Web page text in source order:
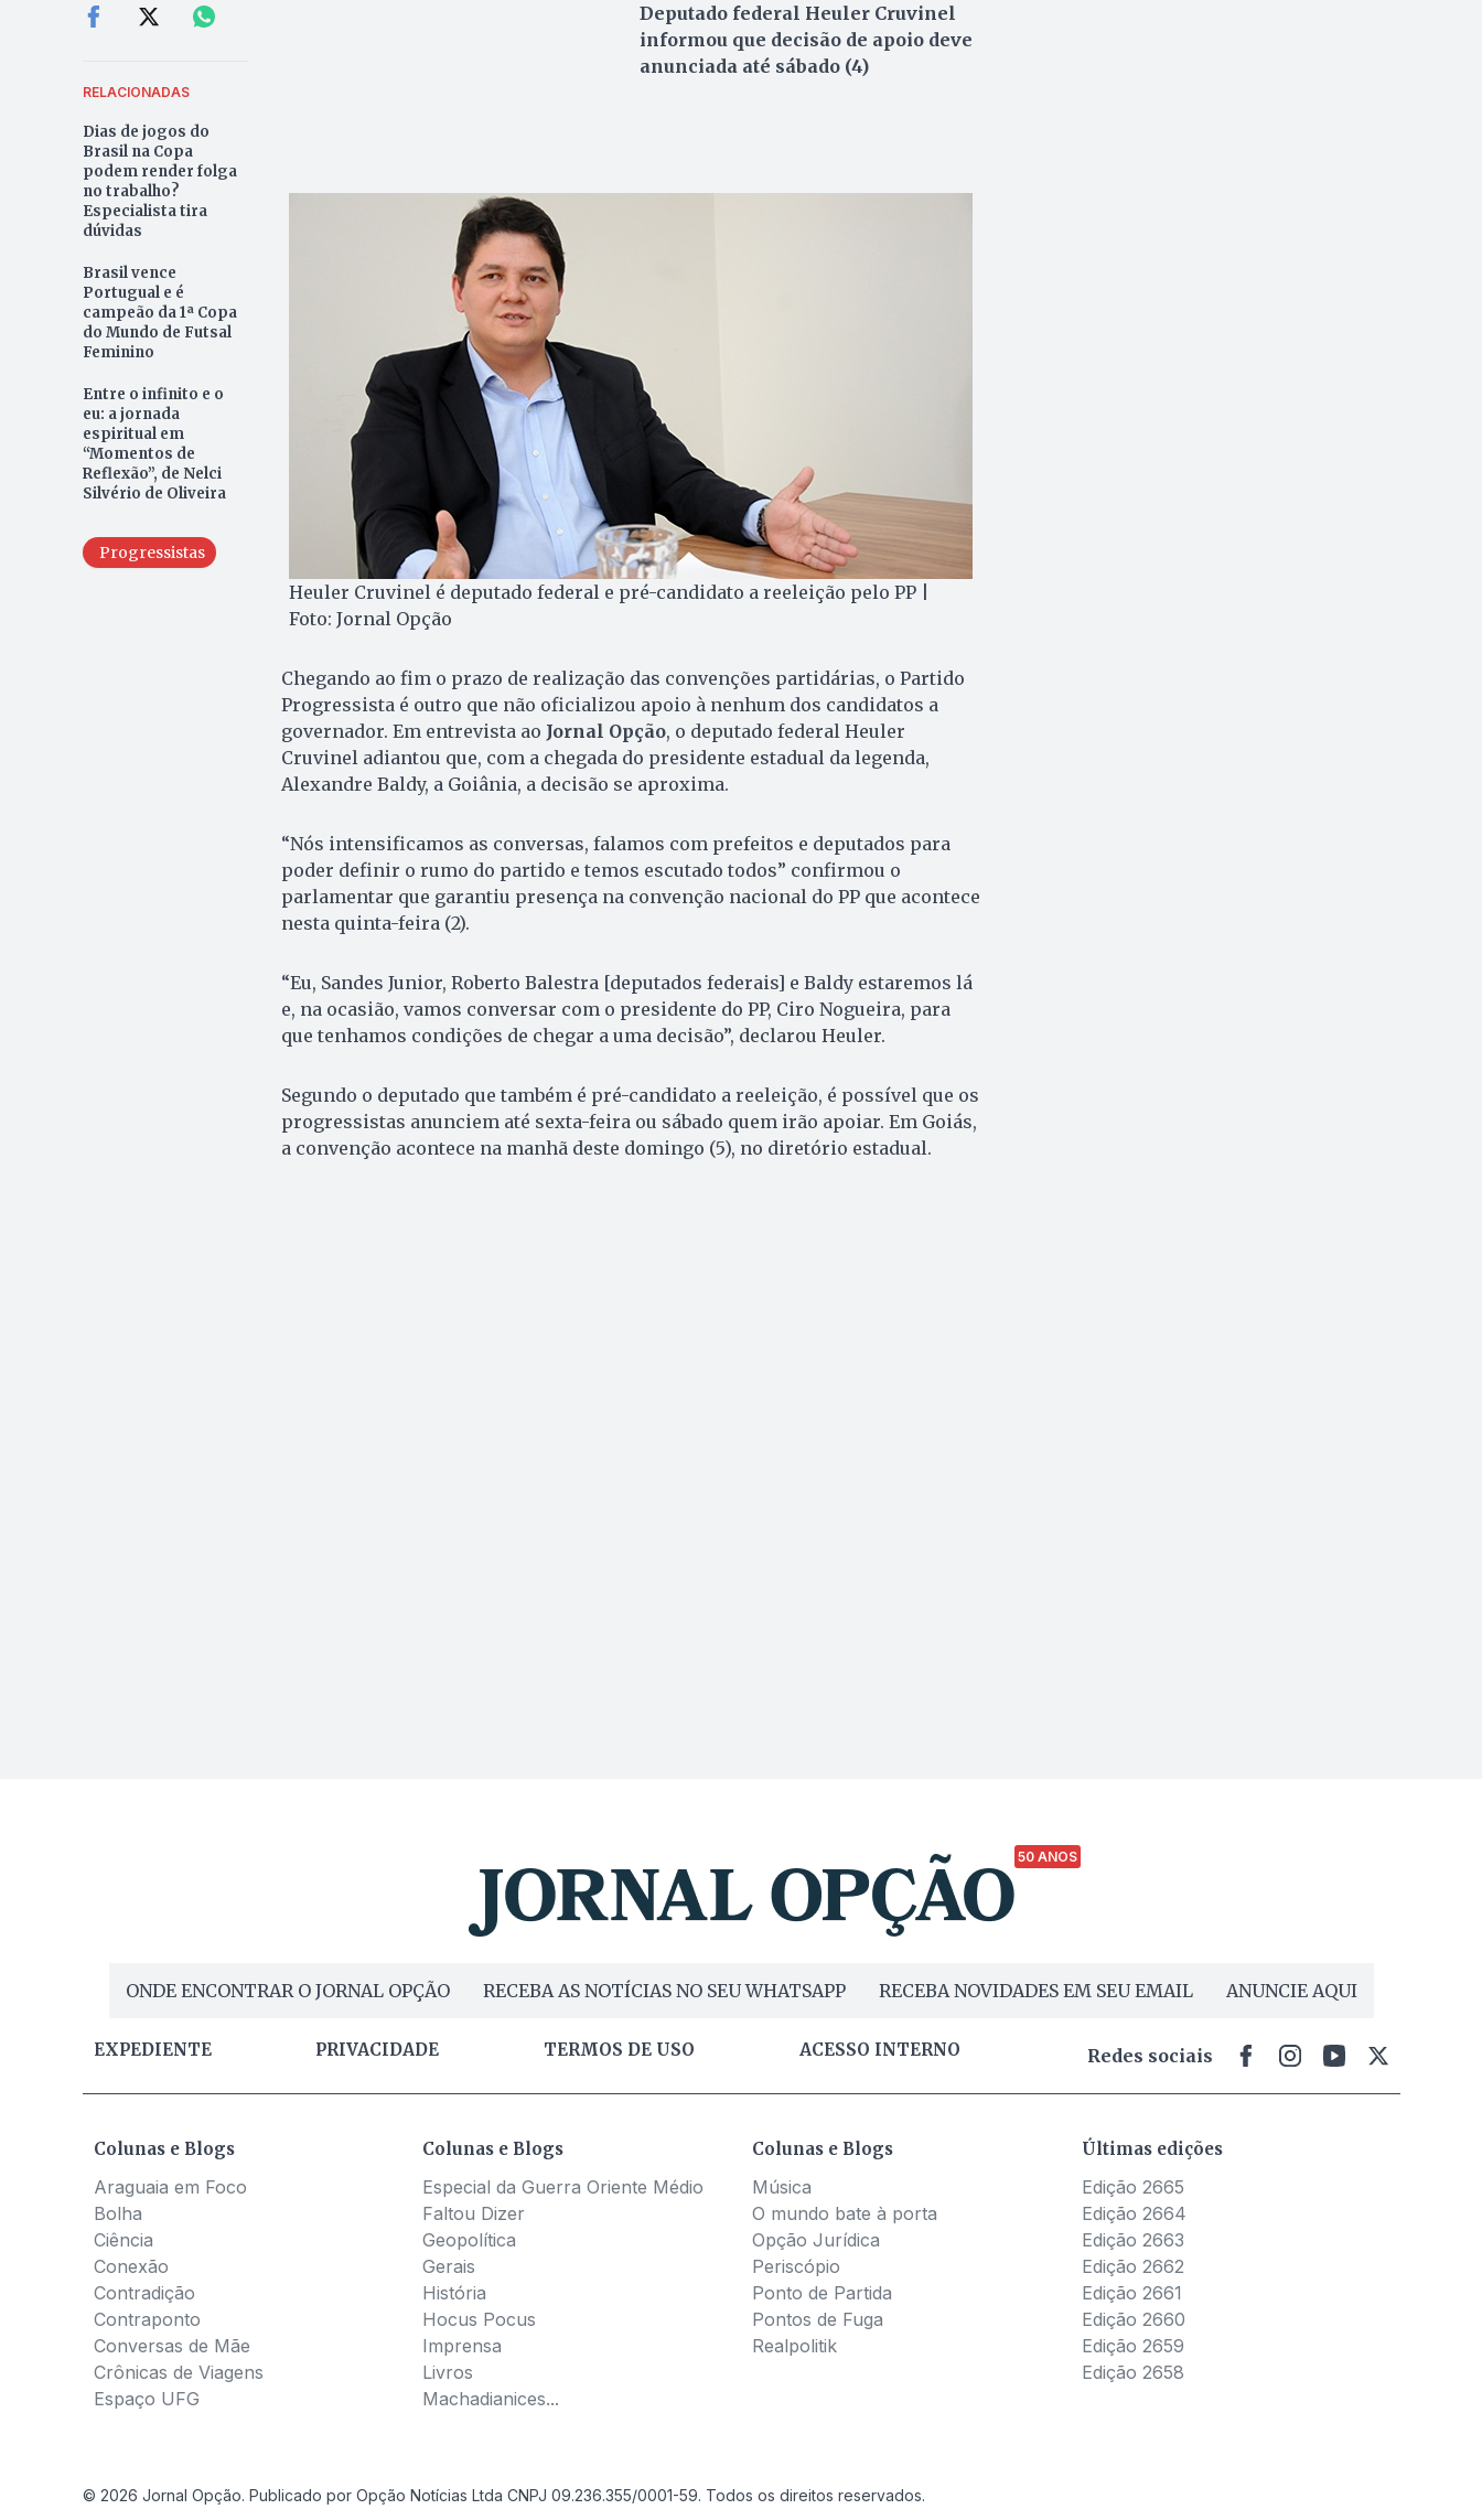
RELACIONADAS
Dias de jogos do
Brasil na Copa
podem render folga
no trabalho?
Especialista tira
dúvidas
Brasil vence
Portugual e é
campeão da 1ª Copa
do Mundo de Futsal
Feminino
Entre o infinito e o
eu: a jornada
espiritual em
“Momentos de
Reflexão”, de Nelci
Silvério de Oliveira
Progressistas
Deputado federal Heuler Cruvinel
informou que decisão de apoio deve
anunciada até sábado (4)
Heuler Cruvinel é deputado federal e pré-candidato a reeleição pelo PP |
Foto: Jornal Opção
Chegando ao fim o prazo de realização das convenções partidárias, o Partido
Progressista é outro que não oficializou apoio à nenhum dos candidatos a
governador. Em entrevista ao Jornal Opção, o deputado federal Heuler
Cruvinel adiantou que, com a chegada do presidente estadual da legenda,
Alexandre Baldy, a Goiânia, a decisão se aproxima.
“Nós intensificamos as conversas, falamos com prefeitos e deputados para
poder definir o rumo do partido e temos escutado todos” confirmou o
parlamentar que garantiu presença na convenção nacional do PP que acontece
nesta quinta-feira (2).
“Eu, Sandes Junior, Roberto Balestra [deputados federais] e Baldy estaremos lá
e, na ocasião, vamos conversar com o presidente do PP, Ciro Nogueira, para
que tenhamos condições de chegar a uma decisão”, declarou Heuler.
Segundo o deputado que também é pré-candidato a reeleição, é possível que os
progressistas anunciem até sexta-feira ou sábado quem irão apoiar. Em Goiás,
a convenção acontece na manhã deste domingo (5), no diretório estadual.
50 ANOS
ONDE ENCONTRAR O JORNAL OPÇÃO RECEBA AS NOTÍCIAS NO SEU WHATSAPP RECEBA NOVIDADES EM SEU EMAIL ANUNCIE AQUI
EXPEDIENTE PRIVACIDADE TERMOS DE USO ACESSO INTERNO Redes sociais
Colunas e Blogs
Araguaia em Foco
Bolha
Ciência
Conexão
Contradição
Contraponto
Conversas de Mãe
Crônicas de Viagens
Espaço UFG
Colunas e Blogs
Especial da Guerra Oriente Médio
Faltou Dizer
Geopolítica
Gerais
História
Hocus Pocus
Imprensa
Livros
Machadianices...
Colunas e Blogs
Música
O mundo bate à porta
Opção Jurídica
Periscópio
Ponto de Partida
Pontos de Fuga
Realpolitik
Últimas edições
Edição 2665
Edição 2664
Edição 2663
Edição 2662
Edição 2661
Edição 2660
Edição 2659
Edição 2658
© 2026 Jornal Opção. Publicado por Opção Notícias Ltda CNPJ 09.236.355/0001-59. Todos os direitos reservados.